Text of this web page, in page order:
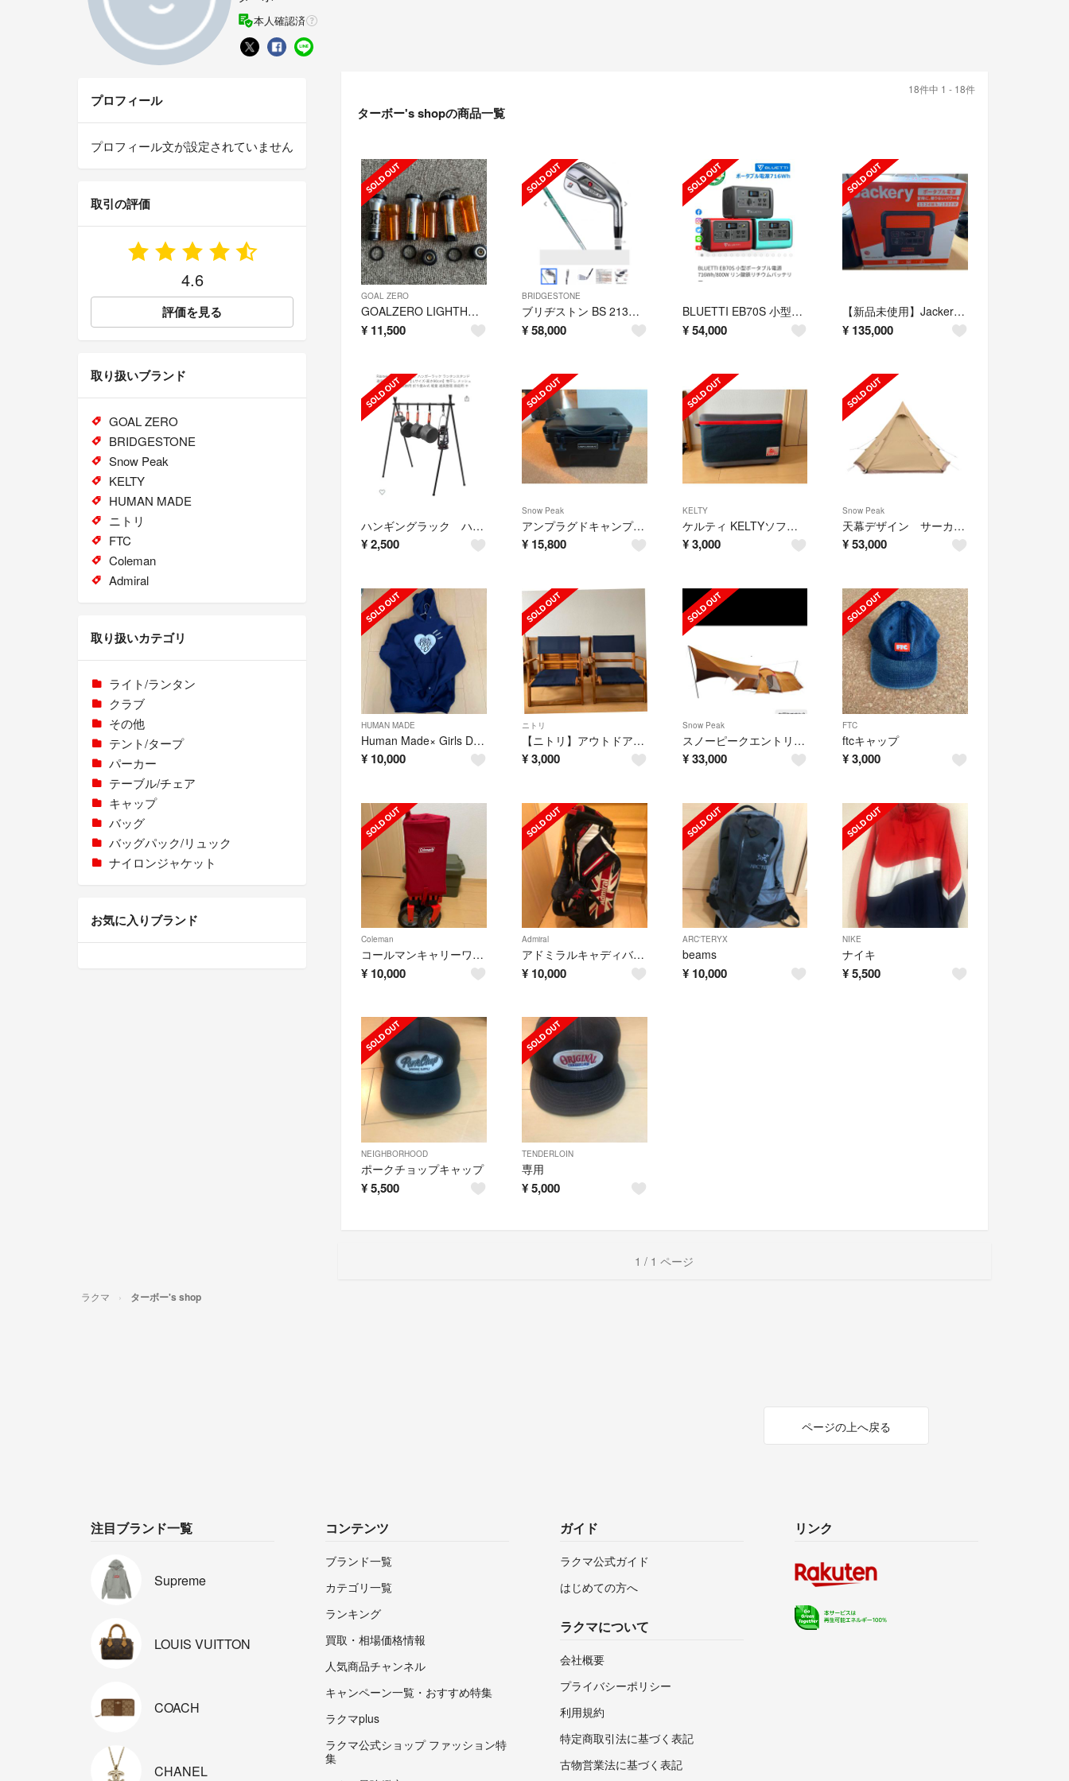
本人確認済
18件中 1 - 18件
ターボー's shopの商品一覧
GOAL ZERO
GOALZERO LIGHTHOUSE micro FLASH×3
¥ 11,500
BRIDGESTONE
ブリヂストン BS 213HF NS850 IX5セット 【新品】
¥58,000
BLUETTI EB70S 小型ポータブル電源 716Wh/800W (新品)
¥ 54,000
【新品未使用】Jackeryポータブル電源1500 ptb152
¥ 135,000
ハンギングラック ハンガーラック ランタンスタンド
¥2,500
Snow Peak
アンプラグドキャンプハードクーラーボックス25QT
¥ 15,800
KELTY
ケルティ KELTYソフトクーラー45
¥ 3,000
Snow Peak
天幕デザイン サーカスtc mid+ (新品未使用)
¥53,000
HUMAN MADE
Human Made× Girls Don’t CryパーカーL
¥ 10,000
ニトリ
【ニトリ】アウトドアチェアー二脚セット
¥3,000
Snow Peak
スノーピークエントリーパックtt SET-250H
¥ 33,000
FTC
ftcキャップ
¥3,000
Coleman
コールマンキャリーワゴン新品
¥ 10,000
Admiral
アドミラルキャディバッグスタンド
¥ 10,000
ARC'TERYX
beams
¥ 10,000
NIKE
ナイキ
¥5,500
NEIGHBORHOOD
ポークチョップキャップ
¥5,500
TENDERLOIN
専用
¥5,000
1 / 1 ページ
プロフィール
プロフィール文が設定されていません
取引の評価
4.6
評価を見る
取り扱いブランド
GOAL ZERO
BRIDGESTONE
Snow Peak
KELTY
HUMAN MADE
ニトリ
FTC
Coleman
Admiral
取り扱いカテゴリ
ライト/ランタン
クラブ
その他
テント/タープ
パーカー
テーブル/チェア
キャップ
バッグ
バッグパック/リュック
ナイロンジャケット
お気に入りブランド
ラクマ ターボー's shop
ページの上へ戻る
注目ブランド一覧
Supreme
LOUIS VUITTON
COACH
CHANEL
コンテンツ
ブランド一覧
カテゴリ一覧
ランキング
買取・相場価格情報
人気商品チャンネル
キャンペーン一覧・おすすめ特集
ラクマplus
ラクマ公式ショップ ファッション特
集
ガイド
ラクマ公式ガイド
はじめての方へ
ラクマについて
会社概要
プライバシーポリシー
利用規約
特定商取引法に基づく表記
古物営業法に基づく表記
リンク